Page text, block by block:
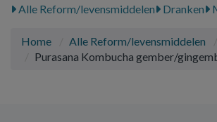
Alle Reform/levensmiddelen Dranken
Home Alle Reform/levensmiddelen
Purasana Kombucha gember/